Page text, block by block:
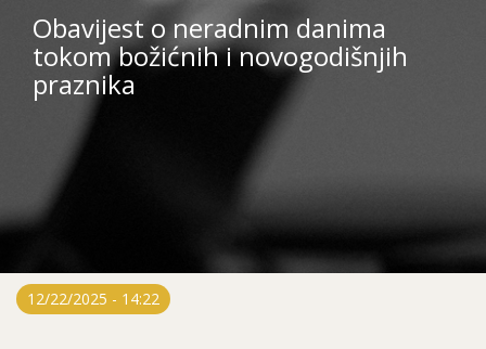
Obavijest o neradnim danima
tokom božićnih i novogodišnjih
praznika
12/22/2025 - 14:22